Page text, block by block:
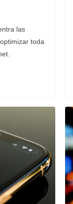
las
toda